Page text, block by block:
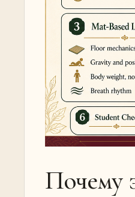
Почему